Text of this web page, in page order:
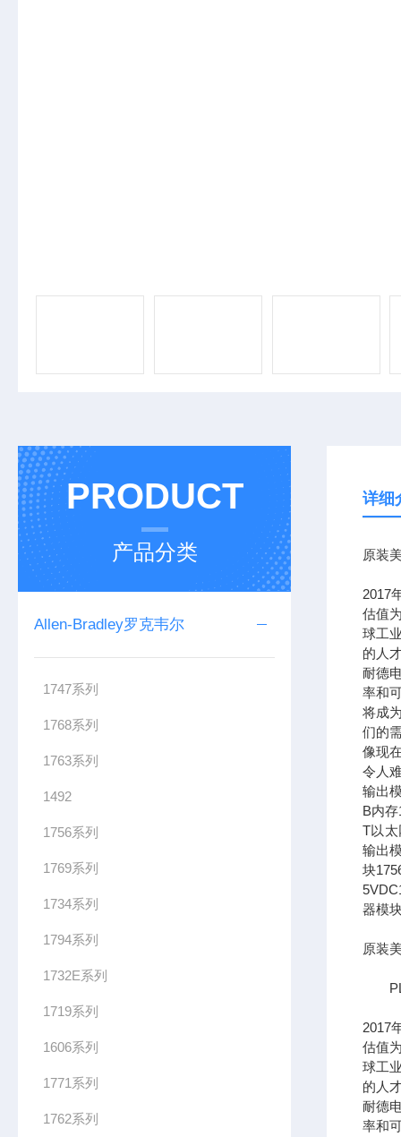
PRODUCT
产品分类
Allen-Bradley罗克韦尔
1747系列
1768系列
1763系列
1492
1756系列
1769系列
1734系列
1794系列
1732E系列
1719系列
1606系列
1771系列
1762系列
详细
原装
2017
估值
球工
的人
耐德
率和
将成
们的
像现
令人
输出
B内
T以太
输出
块
器模
原装
PLC
2017
估值
球工
的人
耐德
率和